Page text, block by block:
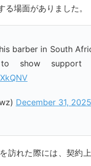
場面がありました。
barber in South
show
December 31, 2025
訪れた際には、契約